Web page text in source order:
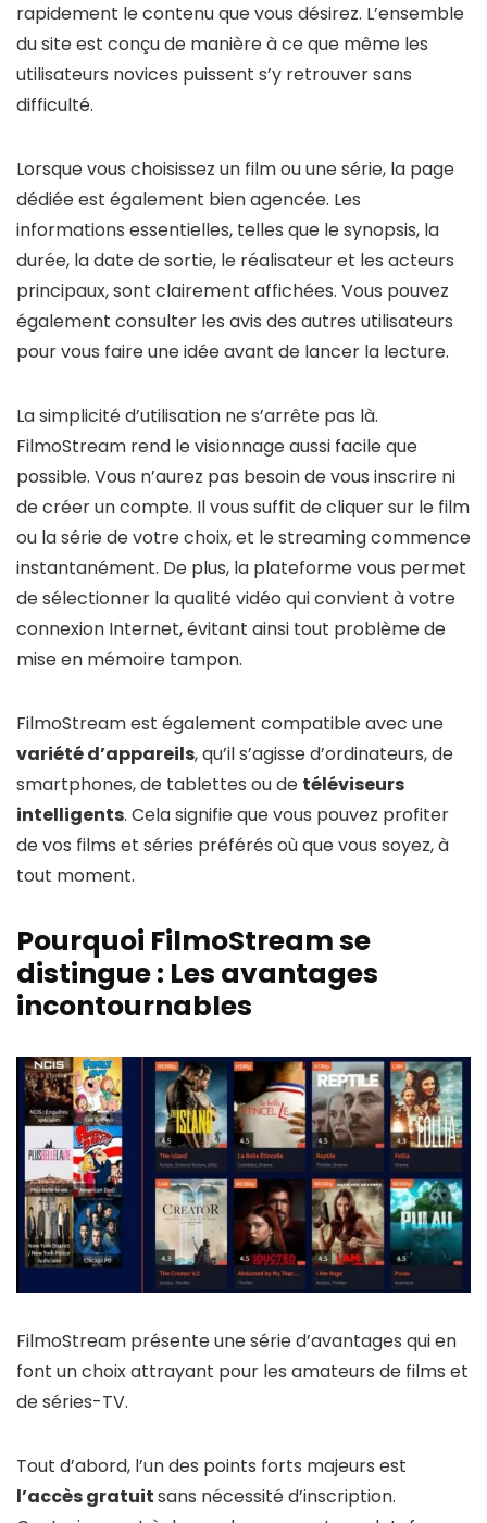
rapidement le contenu que vous désirez. L’ensemble
du site est conçu de manière à ce que même les
utilisateurs novices puissent s’y retrouver sans
difficulté.
Lorsque vous choisissez un film ou une série, la page
dédiée est également bien agencée. Les
informations essentielles, telles que le synopsis, la
durée, la date de sortie, le réalisateur et les acteurs
principaux, sont clairement affichées. Vous pouvez
également consulter les avis des autres utilisateurs
pour vous faire une idée avant de lancer la lecture.
La simplicité d’utilisation ne s’arrête pas là.
FilmoStream rend le visionnage aussi facile que
possible. Vous n’aurez pas besoin de vous inscrire ni
de créer un compte. Il vous suffit de cliquer sur le film
ou la série de votre choix, et le streaming commence
instantanément. De plus, la plateforme vous permet
de sélectionner la qualité vidéo qui convient à votre
connexion Internet, évitant ainsi tout problème de
mise en mémoire tampon.
FilmoStream est également compatible avec une
variété d’appareils, qu’il s’agisse d’ordinateurs, de
smartphones, de tablettes ou de téléviseurs
intelligents. Cela signifie que vous pouvez profiter
de vos films et séries préférés où que vous soyez, à
tout moment.
Pourquoi FilmoStream se
distingue : Les avantages
incontournables
FilmoStream présente une série d’avantages qui en
font un choix attrayant pour les amateurs de films et
de séries-TV.
Tout d’abord, l’un des points forts majeurs est
l’accès gratuitsans nécessité d’inscription.